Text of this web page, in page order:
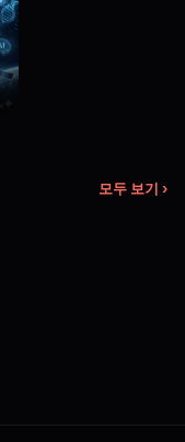
모두 보기 ›